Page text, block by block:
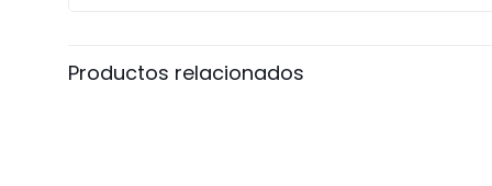
Productos relacionados